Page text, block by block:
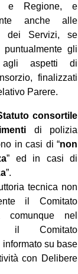
e Regione, e
anche alle
dei Servizi, se
puntualmente gli
agli aspetti di
finalizzati
Parere.
consortile
di polizia
in casi di “non
” ed in casi di
”.
tecnica non
il Comitato
comunque nel
il Comitato
su base
con Delibere